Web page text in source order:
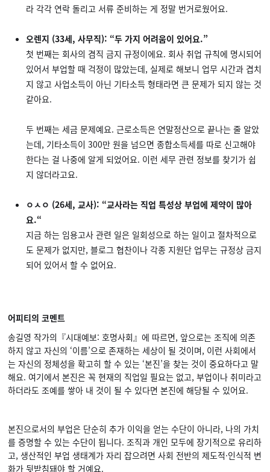
라 각각 연락 돌리고 서류 준비하는 게 정말 번거로웠어요.
오렌지 (33세, 사무직): “두 가지 어려움이 있어요.”
첫 번째는 회사의 겸직 금지 규정이에요. 회사 취업 규칙에 명시되어
있어서 부업할 때 걱정이 많았는데, 실제로 해보니 업무 시간과 겹치
지 않고 사업소득이 아닌 기타소득 형태라면 큰 문제가 되지 않는 것
같아요.
두 번째는 세금 문제예요. 근로소득은 연말정산으로 끝나는 줄 알았
는데, 기타소득이 300만 원을 넘으면 종합소득세를 따로 신고해야
한다는 걸 나중에 알게 되었어요. 이런 세무 관련 정보를 찾기가 쉽
지 않더라고요.
ㅇㅅㅇ (26세, 교사): “교사라는 직업 특성상 부업에 제약이 많아
요.“
지금 하는 임용고사 관련 일은 일회성으로 하는 일이고 절차적으로
도 문제가 없지만, 블로그 협찬이나 각종 지원단 업무는 규정상 금지
되어 있어서 할 수 없어요.
어피티의 코멘트
송길영 작가의『시대예보: 호명사회』에 따르면, 앞으로는 조직에 의존
하지 않고 자신의 ‘이름’으로 존재하는 세상이 될 것이며, 이런 사회에서
는 자신의 정체성을 확고히 할 수 있는 ‘본진’을 찾는 것이 중요하다고 말
해요. 여기에서 본진은 꼭 현재의 직업일 필요는 없고, 부업이나 취미라고
하더라도 조예를 쌓아 내 것이 될 수 있다면 본진에 해당될 수 있어요.
본진으로서의 부업은 단순히 추가 이익을 얻는 수단이 아니라, 나의 가치
를 증명할 수 있는 수단이 됩니다. 조직과 개인 모두에 장기적으로 유리하
고, 생산적인 부업 생태계가 자리 잡으려면 사회 전반의 제도적·인식적 변
화가 뒷받침돼야 할 거예요.